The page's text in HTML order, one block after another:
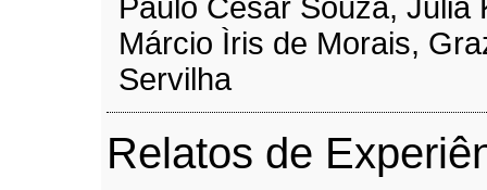
Paulo Cesar Souza, Julia
Márcio Ìris de Morais,
Servilha
Relatos de